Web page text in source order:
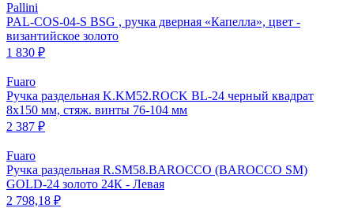
Pallini
PAL-COS-04-S BSG , ручка дверная «Капелла», цвет -
византийское золото
1 830 ₽
Fuaro
Ручка раздельная K.KM52.ROCK BL-24 черный квадрат
8х150 мм, стяж. винты 76-104 мм
2 387 ₽
Fuaro
Ручка раздельная R.SM58.BAROCCO (BAROCCO SM)
GOLD-24 золото 24К - Левая
2 798,18 ₽